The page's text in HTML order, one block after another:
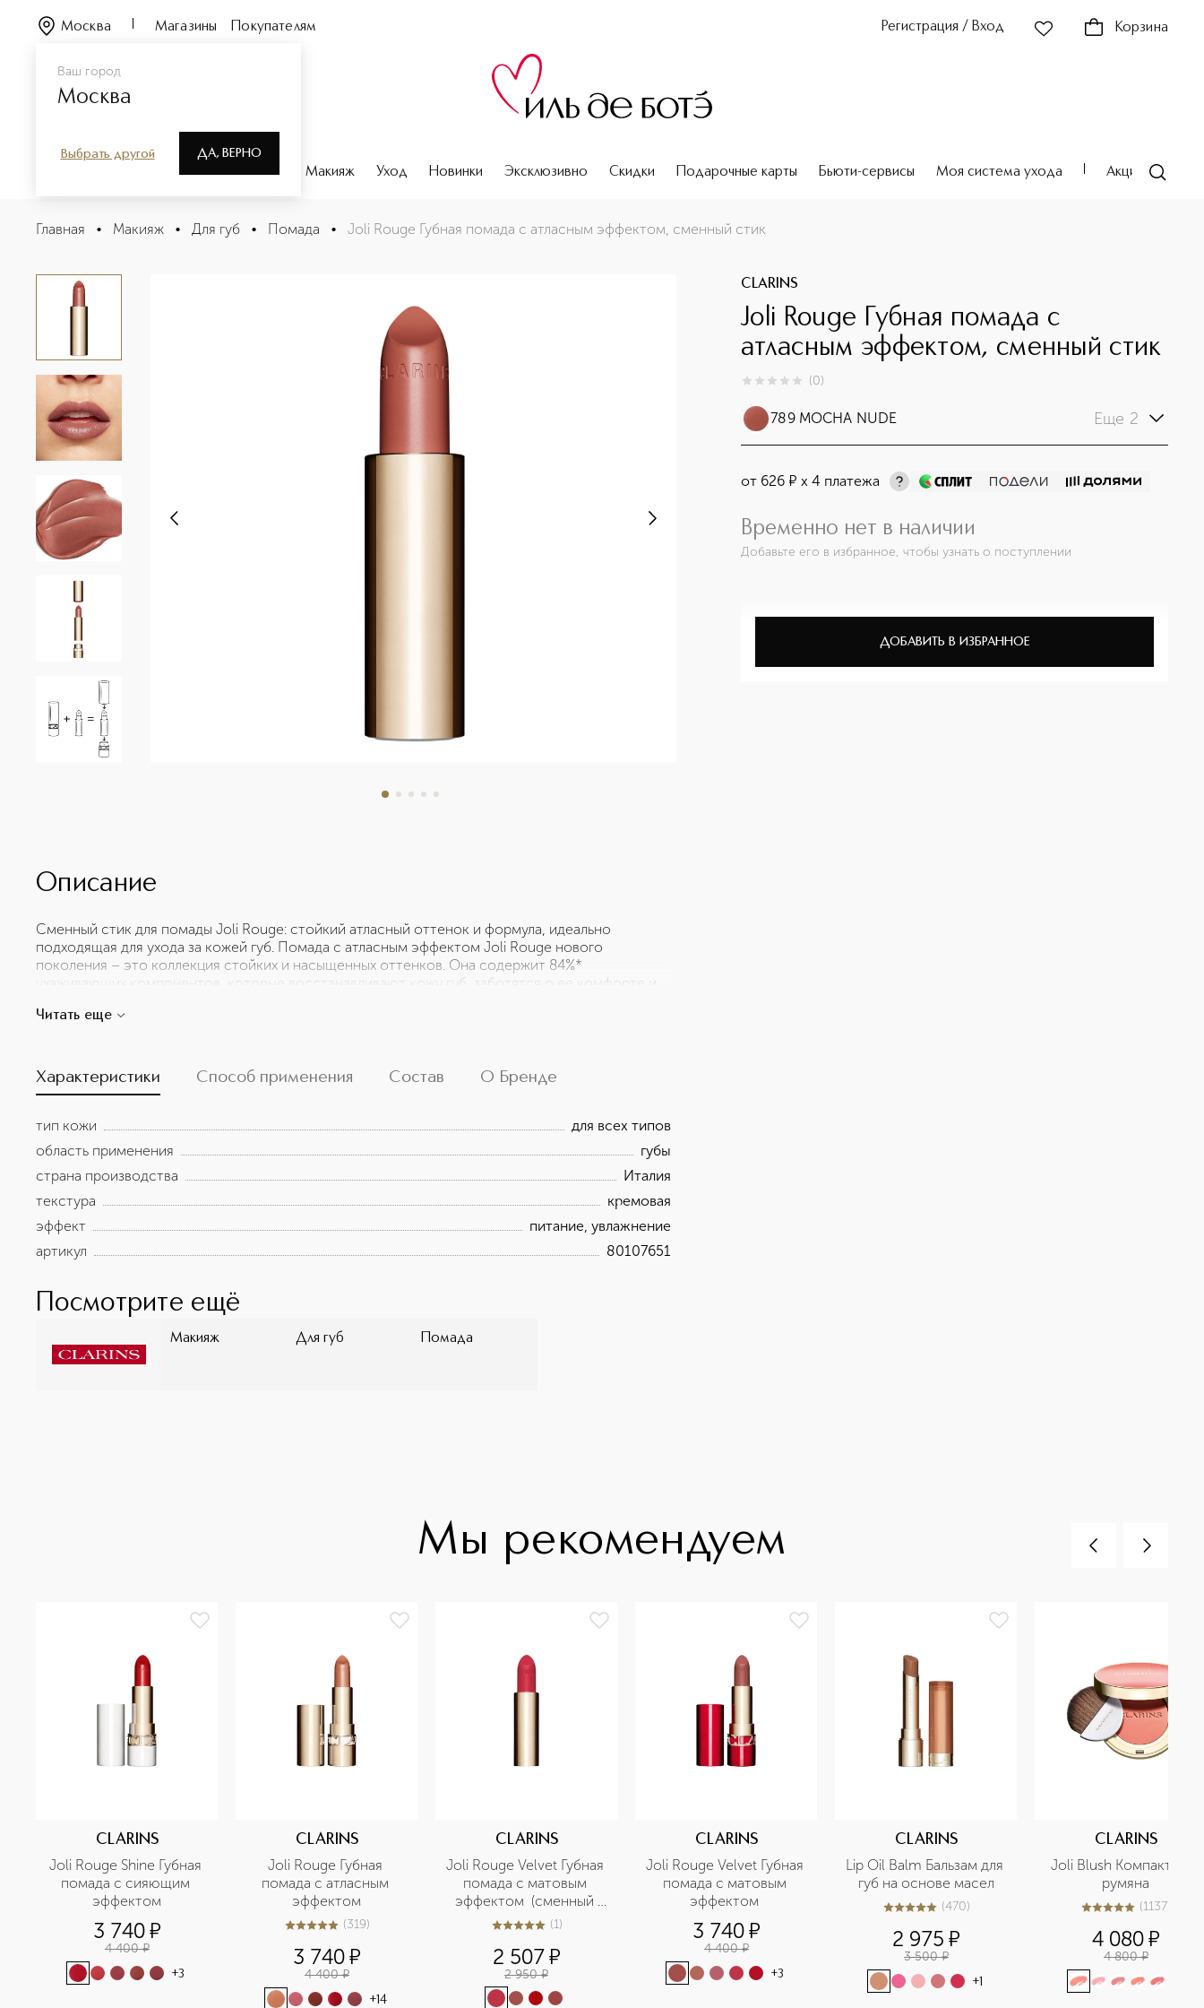
Ваш город
Москва
Выбрать другой ДА, ВЕРНО
Москва Магазины Покупателям Регистрация / Вход Корзина
Парфюмерия Макияж Уход Новинки Эксклюзивно Скидки Подарочные карты Бьюти-сервисы Моя система ухода Акции
Joli Rouge Губная помада с атласным эффектом, сменный стик
Главная • Макияж • Для губ • Помада • Joli Rouge Губная помада с атласным эффектом, сменный стик
CLARINS
Joli Rouge Губная помада с
атласным эффектом, сменный стик
0из 0 (0)
789 MOCHA NUDE Еще 2
от 626 ¤ х 4 платежа
Временно нет в наличии
Добавьте его в избранное, чтобы узнать о поступлении
ДОБАВИТЬ В ИЗБРАННОЕ
Описание
Сменный стик для помады Joli Rouge: стойкий атласный оттенок и формула, идеально
подходящая для ухода за кожей губ. Помада с атласным эффектом Joli Rouge нового
поколения – это коллекция стойких и насыщенных оттенков. Она содержит 84%*
ухаживающих компонентов, которые восстанавливают кожу губ, заботятся о ее комфорте и
натурального происхождения) кожа губ, сколонная к сухости, получает интенсивное питание
Использование сменного стика без футляра технически не предусмотрено.
Читать еще
Характеристики Способ применения Состав О Бренде
тип кожи
для всех типов
область применения
губы
страна производства
Италия
текстура
кремовая
эффект
питание, увлажнение
артикул
80107651
Посмотрите ещё
Макияж Для губ Помада
Мы рекомендуем
CLARINS
Joli Rouge Shine Губная
помада с сияющим
эффектом
3 740¤
4 400 ¤
+3
CLARINS
Joli Rouge Губная
помада с атласным
эффектом
4.9из5319 (319)
3 740¤
4 400 ¤
+14
CLARINS
Joli Rouge Velvet Губная
помада с матовым
эффектом  (сменный
стик)
5из 51 (1)
2 507¤
2 950 ¤
CLARINS
Joli Rouge Velvet Губная
помада с матовым
3 740¤
4 400 ¤
+3
CLARINS
Lip Oil Balm Бальзам для
губ на основе масел
4.9из5470 (470)
2 975 ¤
3 500 ¤
+1
CLARINS
Joli Blush Компактные
румяна
5из 51137 (1137
4 080¤
4 800 ¤